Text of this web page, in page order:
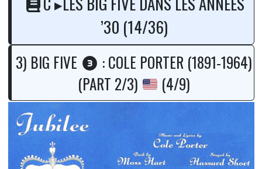
’30 (14/36)
3) BIG FIVE
: COLE PORTER (1891-1964)
(PART 2/3)
(4/9)